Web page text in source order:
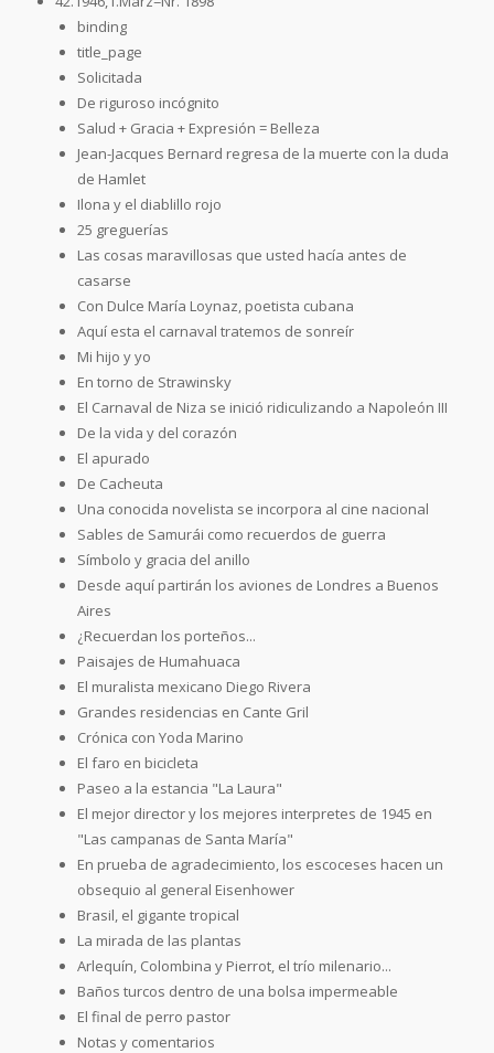
binding
title_page
Solicitada
De riguroso incógnito
Salud + Gracia + Expresión = Belleza
Jean-Jacques Bernard regresa de la muerte con la duda
de Hamlet
Ilona y el diablillo rojo
25 greguerías
Las cosas maravillosas que usted hacía antes de
casarse
Con Dulce María Loynaz, poetista cubana
Aquí esta el carnaval tratemos de sonreír
Mi hijo y yo
En torno de Strawinsky
El Carnaval de Niza se inició ridiculizando a Napoleón III
De la vida y del corazón
El apurado
De Cacheuta
Una conocida novelista se incorpora al cine nacional
Sables de Samurái como recuerdos de guerra
Símbolo y gracia del anillo
Desde aquí partirán los aviones de Londres a Buenos
Aires
¿Recuerdan los porteños...
Paisajes de Humahuaca
El muralista mexicano Diego Rivera
Grandes residencias en Cante Gril
Crónica con Yoda Marino
El faro en bicicleta
Paseo a la estancia "La Laura"
El mejor director y los mejores interpretes de 1945 en
"Las campanas de Santa María"
En prueba de agradecimiento, los escoceses hacen un
obsequio al general Eisenhower
Brasil, el gigante tropical
La mirada de las plantas
Arlequín, Colombina y Pierrot, el trío milenario...
Baños turcos dentro de una bolsa impermeable
El final de perro pastor
Notas y comentarios